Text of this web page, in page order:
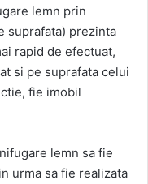
lemn prin
suprafata) prezinta
rapid de efectuat,
si pe suprafata celui
fie imobil
lemn sa fie
urma sa fie realizata